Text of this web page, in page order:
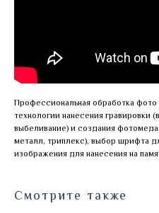
Профессиональная обработка
технологии нанесения гравировки
выбеливание) и создания
металл, триплекс), выбор шрифта
изображения для нанесения на
Смотрите также